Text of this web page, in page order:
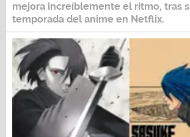
mejora increíblemente el ritmo, tras
temporada del anime en Netflix.